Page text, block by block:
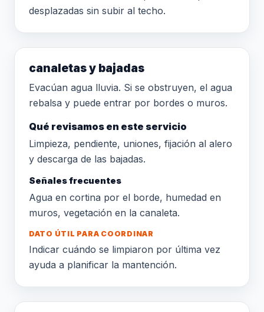
desplazadas sin subir al techo.
canaletas y bajadas
Evacúan agua lluvia. Si se obstruyen, el agua
rebalsa y puede entrar por bordes o muros.
Qué revisamos en este servicio
Limpieza, pendiente, uniones, fijación al alero
y descarga de las bajadas.
Señales frecuentes
Agua en cortina por el borde, humedad en
muros, vegetación en la canaleta.
DATO ÚTIL PARA COORDINAR
Indicar cuándo se limpiaron por última vez
ayuda a planificar la mantención.